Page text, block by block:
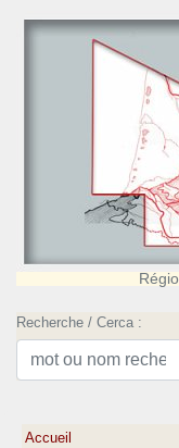
Recherche / Cerca :
Accueil